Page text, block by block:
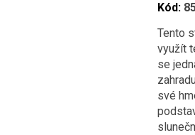
Kód:
Tento
využít
se
své